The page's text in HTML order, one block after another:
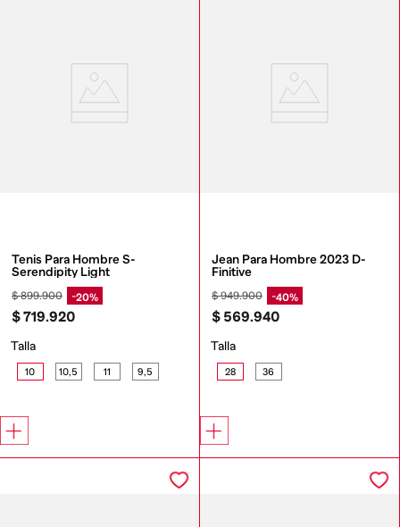
Tenis Para Hombre S-
Serendipity Light
$899.900 20%
$719.920
Talla
10 10,5 11 9,5
Jean Para Hombre 2023 D-
Finitive
$949.900 40%
$ 569.940
Talla
28 36